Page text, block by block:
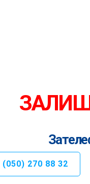
(050) 270 88 32